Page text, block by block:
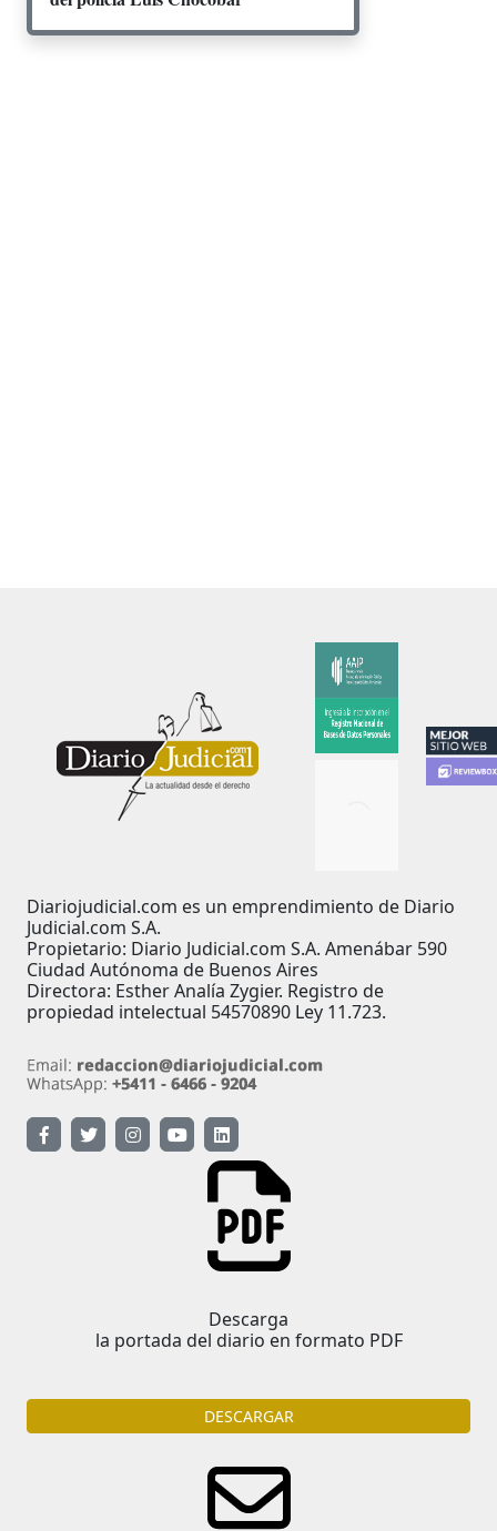
Diariojudicial.com es un emprendimiento de Diario
Judicial.com S.A.
Propietario: Diario Judicial.com S.A. Amenábar 590
Ciudad Autónoma de Buenos Aires
Directora: Esther Analía Zygier. Registro de
propiedad intelectual 54570890 Ley 11.723.
Descarga
la portada del diario en formato PDF
DESCARGAR